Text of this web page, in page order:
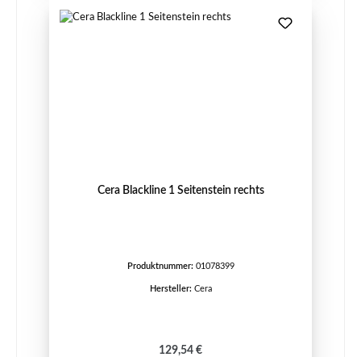
Cera Blackline 1 Seitenstein rechts
Produktnummer: 01078399
Hersteller: Cera
Regulärer Preis:
129,54 €